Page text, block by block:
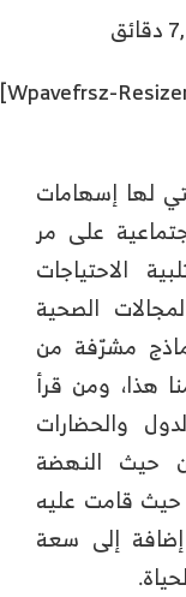
,7 دقائق
لها إسهامات
على مر
الاحتياجات
الصحية
مشرّفة من
هذا، ومن قرأ
والحضارات
حيث النهضة
حيث قامت عليه
إضافة إلى سعة